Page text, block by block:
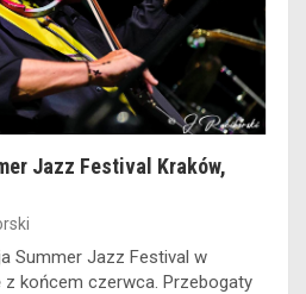
Jazz Festival Kraków,
Summer Jazz Festival w
z końcem czerwca. Przebogaty